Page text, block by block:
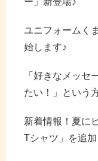
ユニフォームく
始します♪
「好きなメッセ
たい！」という
新着情報！夏に
Tシャツ」を追